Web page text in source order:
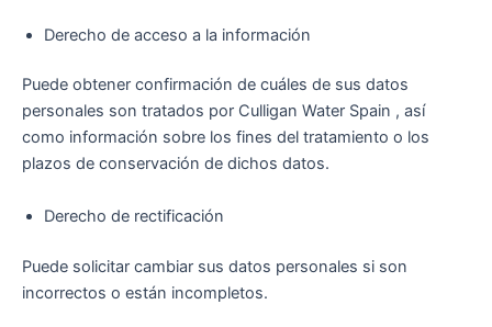
Derecho de acceso a la información
Puede obtener confirmación de cuáles de sus datos
personales son tratados por Culligan Water Spain , así
como información sobre los fines del tratamiento o los
plazos de conservación de dichos datos.
Derecho de rectificación
Puede solicitar cambiar sus datos personales si son
incorrectos o están incompletos.